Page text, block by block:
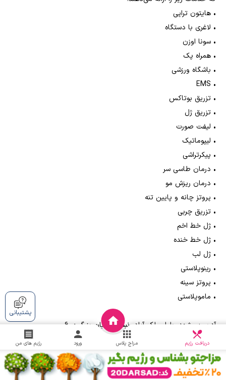
• هایتون تراپی
• لاغری با دستگاه
• سونا اوزن
• همراه پک
• باشگاه ورزشی
•
EMS
• تزریق بوتاکس
• تزریق ژل
• لیفت صورت
• لیپوماتیک
• پیکرتراشی
• درمان طاسی سر
• درمان ریزش مو
• پروتز چانه و پایین تنه
• تزریق چربی
• ژل خط اخم
• ژل خط خنده
• ژل لب
• رینوپلاستی
• پروتز سینه
• ماموپلاستی
آدرس: مشهد، بلوار ملک آباد، نبش خیابان بزرگمهر 6
شماره تماس: 05137664700
پشتیبانی
دریافت رژیم مزاج پلاس ورود رژیم های من